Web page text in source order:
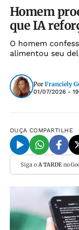
Homem
que IA
O homem
alimentou seu
Por Franciely
01/07/2026 -
OUÇA COMPARTILHE
Siga o A TARDEno